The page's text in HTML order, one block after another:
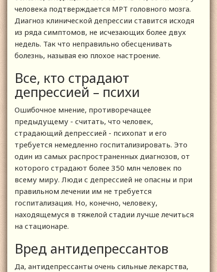
человека подтверждается МРТ головного мозга.
Диагноз клинической депрессии ставится исходя
из ряда симптомов, не исчезающих более двух
недель. Так что неправильно обесценивать
болезнь, называя ею плохое настроение.
Все, кто страдают
депрессией – психи
Ошибочное мнение, противоречащее
предыдущему - считать, что человек,
страдающий депрессией - психопат и его
требуется немедленно госпитализировать. Это
один из самых распространенных диагнозов, от
которого страдают более 350 млн человек по
всему миру. Люди с депрессией не опасны и при
правильном лечении им не требуется
госпитализация. Но, конечно, человеку,
находящемуся в тяжелой стадии лучше лечиться
на стационаре.
Вред антидепрессантов
Да, антидепрессанты очень сильные лекарства,